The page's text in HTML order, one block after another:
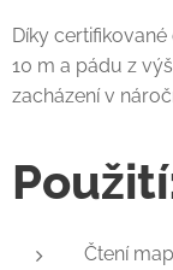
Díky
10 m a pádu z
zacházení v
Čtení map